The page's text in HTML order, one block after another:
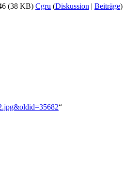
(38 KB) Cgru (Diskussion | Beiträge)
“